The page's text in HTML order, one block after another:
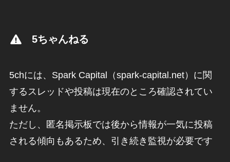
5ちゃんねる
5chには、Spark Capital（spark-capital.net）に関
するスレッドや投稿は現在のところ確認されてい
ません。
ただし、匿名掲示板では後から情報が一気に投稿
される傾向もあるため、引き続き監視が必要です